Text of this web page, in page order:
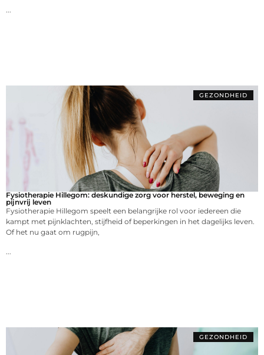
GEZONDHEID
Fysiotherapie Hillegom: deskundige zorg voor herstel, beweging en
pijnvrij leven
Fysiotherapie Hillegom speelt een belangrijke rol voor iedereen die
kampt met pijnklachten, stijfheid of beperkingen in het dagelijks leven.
Of het nu gaat om rugpijn,
GEZONDHEID